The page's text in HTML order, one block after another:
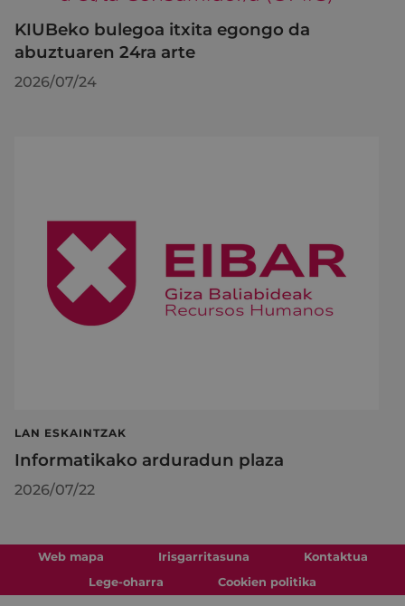
KIUBeko bulegoa itxita egongo da
abuztuaren 24ra arte
2026/07/24
LAN ESKAINTZAK
Informatikako arduradun plaza
2026/07/22
Web mapa Irisgarritasuna
Kontaktua
Lege-oharra
Cookien politika